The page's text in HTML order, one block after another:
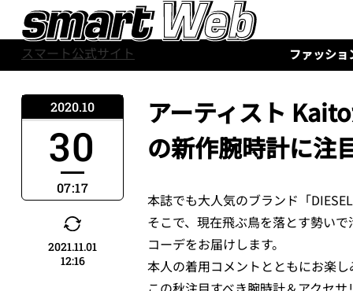
スマート公式サイト ファッショ
アーティスト
の新作腕時計に注
本誌でも大人気のブランド「
そこで、現在飛ぶ鳥を落とす勢い
コーデをお届けします。
本人の着用コメントとともにお楽
2020.10
30
07:17
2021.11.01
12:16